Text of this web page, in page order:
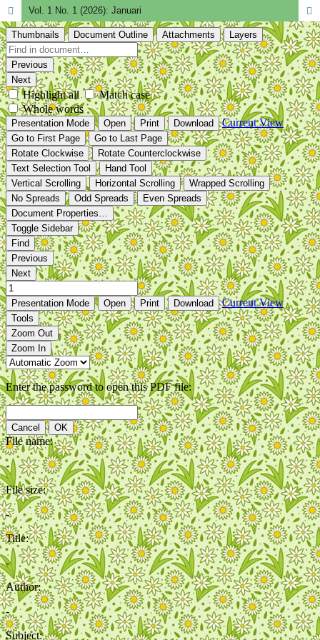
Vol. 1 No. 1 (2026): Januari